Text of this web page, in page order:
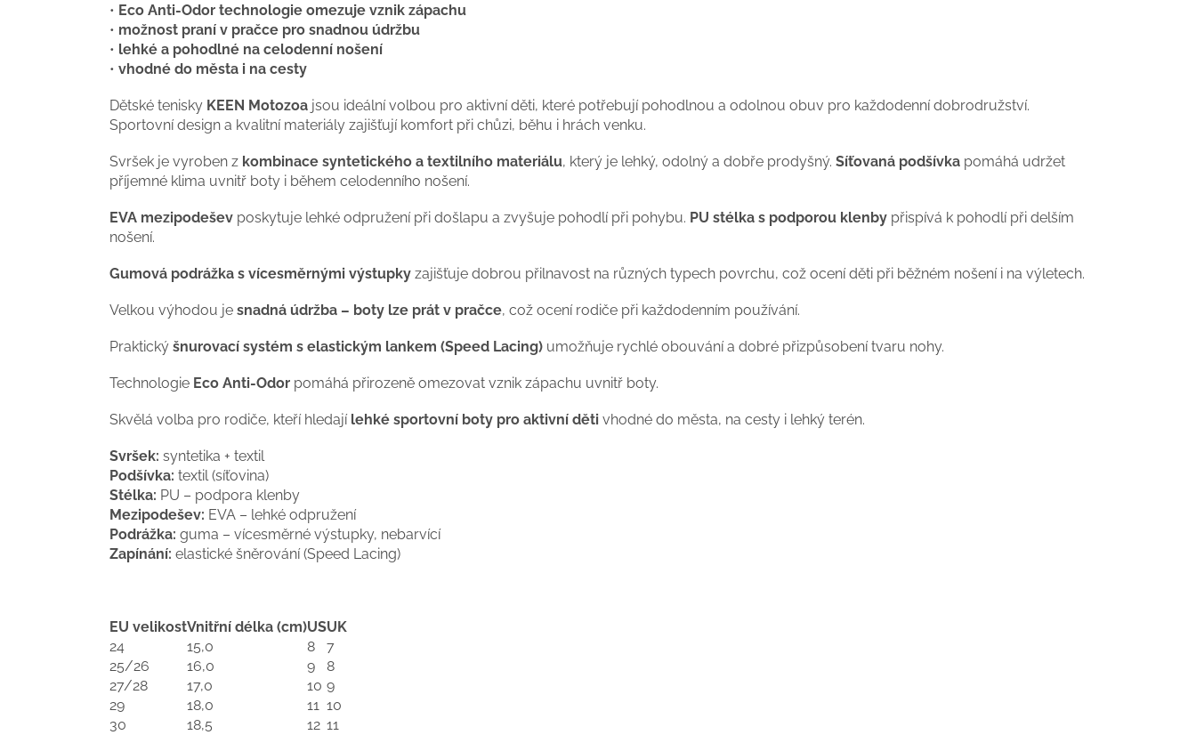
• Eco Anti-Odor technologie omezuje vznik zápachu
• možnost praní v pračce pro snadnou údržbu
• lehké a pohodlné na celodenní nošení
• vhodné do města i na cesty
Dětské tenisky KEEN Motozoa jsou ideální volbou pro aktivní děti, které potřebují pohodlnou a odolnou obuv pro každodenní dobrodružství.
Sportovní design a kvalitní materiály zajišťují komfort při chůzi, běhu i hrách venku.
Svršek je vyroben z kombinace syntetického a textilního materiálu, který je lehký, odolný a dobře prodyšný. Síťovaná podšívka pomáhá udržet
příjemné klima uvnitř boty i během celodenního nošení.
EVA mezipodešev poskytuje lehké odpružení při došlapu a zvyšuje pohodlí při pohybu. PU stélka s podporou klenby přispívá k pohodlí při delším
nošení.
Gumová podrážka s vícesměrnými výstupky zajišťuje dobrou přilnavost na různých typech povrchu, což ocení děti při běžném nošení i na výletech.
Velkou výhodou je snadná údržba – boty lze prát v pračce, což ocení rodiče při každodenním používání.
Praktický šnurovací systém s elastickým lankem (Speed Lacing) umožňuje rychlé obouvání a dobré přizpůsobení tvaru nohy.
Technologie Eco Anti-Odor pomáhá přirozeně omezovat vznik zápachu uvnitř boty.
Skvělá volba pro rodiče, kteří hledají lehké sportovní boty pro aktivní děti vhodné do města, na cesty i lehký terén.
Svršek: syntetika + textil
Podšívka: textil (síťovina)
Stélka: PU – podpora klenby
Mezipodešev: EVA – lehké odpružení
Podrážka: guma – vícesměrné výstupky, nebarvící
Zapínání: elastické šněrování (Speed Lacing)
EU velikostVnitřní délka (cm)USUK
24
15,0 8
7
25/26
16,0 9
8
27/28
17,0 10 9
29
18,0 11 10
30
18,5 12 11